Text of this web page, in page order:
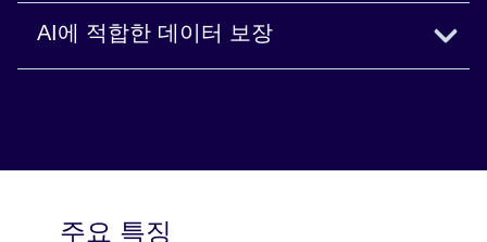
대규모 데이터 수집 및 준비 작업을 자동화 및 최
AI에 적합한 데이터 보장
주요 특징